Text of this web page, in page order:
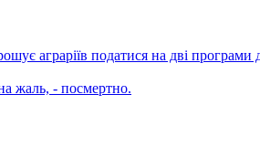
аграріїв податися на дві
жаль, - посмертно.